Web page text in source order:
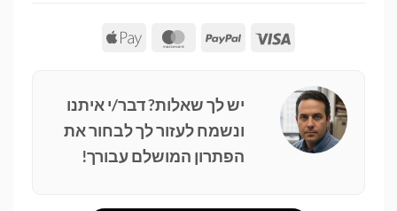
Visa
PayPal
MasterCard
Apple
יש לך שאלות? דבר/י איתנו
ונשמח לעזור לך לבחור את
הפתרון המושלם עבורך!